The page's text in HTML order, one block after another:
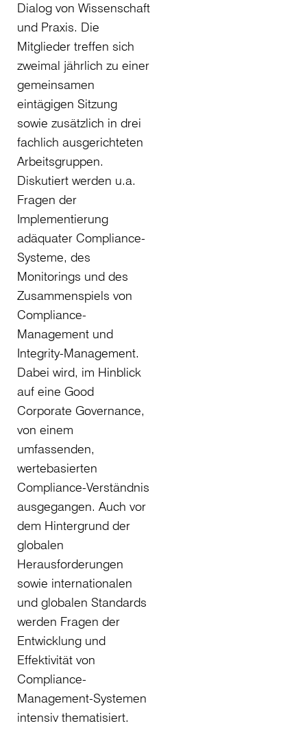
Dialog von Wissenschaft
und Praxis. Die
Mitglieder treffen sich
zweimal jährlich zu einer
gemeinsamen
eintägigen Sitzung
sowie zusätzlich in drei
fachlich ausgerichteten
Arbeitsgruppen.
Diskutiert werden u.a.
Fragen der
Implementierung
adäquater Compliance-
Systeme, des
Monitorings und des
Zusammenspiels von
Compliance-
Management und
Integrity-Management.
Dabei wird, im Hinblick
auf eine Good
Corporate Governance,
von einem
umfassenden,
wertebasierten
Compliance-Verständnis
ausgegangen. Auch vor
dem Hintergrund der
globalen
Herausforderungen
sowie internationalen
und globalen Standards
werden Fragen der
Entwicklung und
Effektivität von
Compliance-
Management-Systemen
intensiv thematisiert.